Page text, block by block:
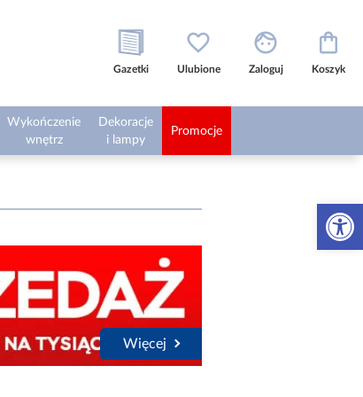
Otwórz
Gazetki Ulubione Zaloguj Koszyk
Wykończenie
wnętrz
Dekoracje
i lampy
Promocje
Więcej